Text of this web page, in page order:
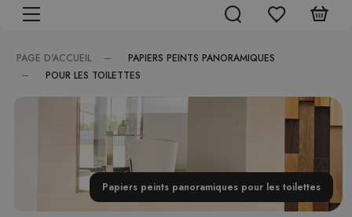
PAGE D'ACCUEIL
PAPIERS PEINTS PANORAMIQUES
POUR LES TOILETTES
Papiers peints panoramiques pour les toilettes